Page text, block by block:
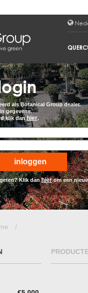
als Botanical Group dealer.
gegevens.
klik danhier.
Klik danhierom een
/